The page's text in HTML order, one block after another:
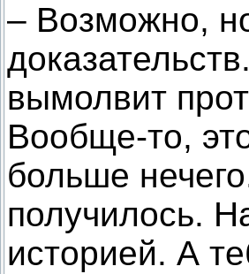
– Возможно,
вымолвит
Вообще-то,
больше
получилось.
историей. А